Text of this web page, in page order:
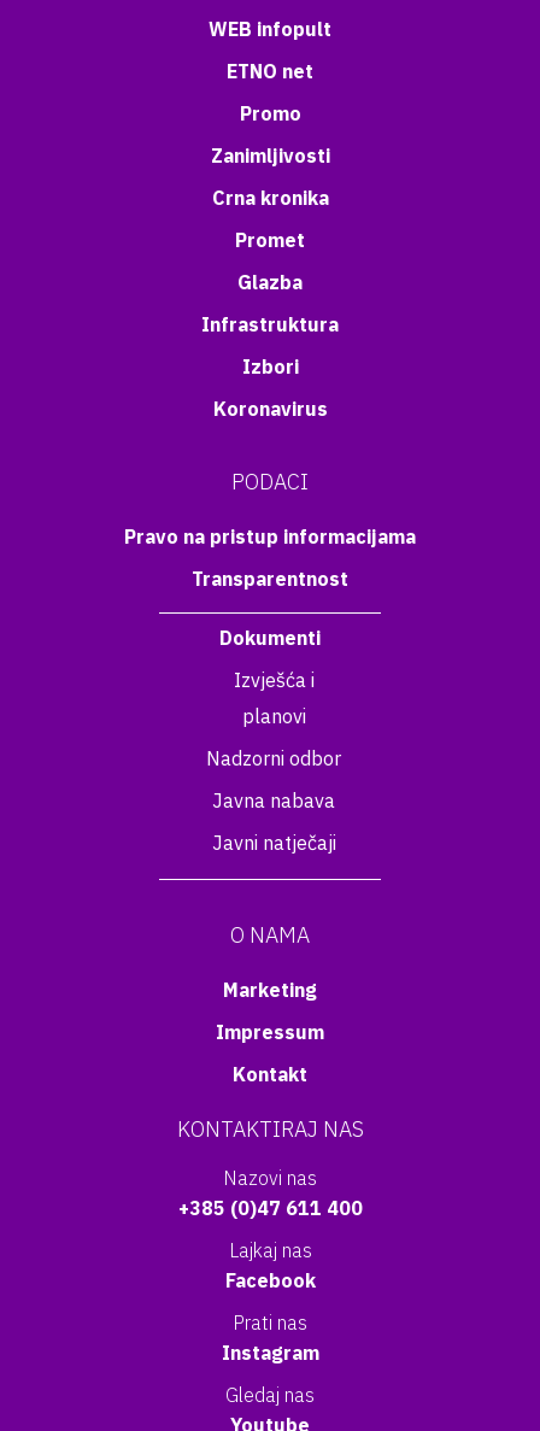
WEB infopult
ETNO net
Promo
Zanimljivosti
Crna kronika
Promet
Glazba
Infrastruktura
Izbori
Koronavirus
PODACI
Pravo na pristup informacijama
Transparentnost
Dokumenti
Izvješća i
planovi
Nadzorni odbor
Javna nabava
Javni natječaji
O NAMA
Marketing
Impressum
Kontakt
KONTAKTIRAJ NAS
Nazovi nas
+385 (0)47 611 400
Lajkaj nas
Facebook
Prati nas
Instagram
Gledaj nas
Youtube